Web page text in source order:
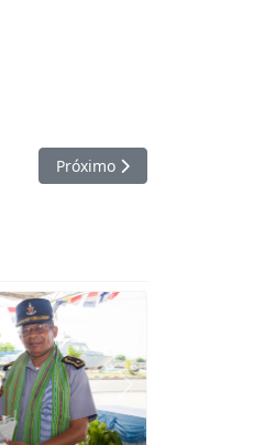
Próximo artigo: Abertura
Próximo
Next